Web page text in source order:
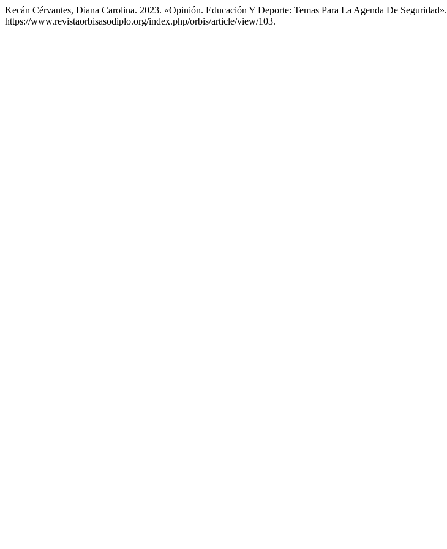
Kecán Cérvantes, Diana Carolina. 2023. «Opinión. Educación Y Deporte: Temas Para La Agenda De Seguridad».
https://www.revistaorbisasodiplo.org/index.php/orbis/article/view/103.